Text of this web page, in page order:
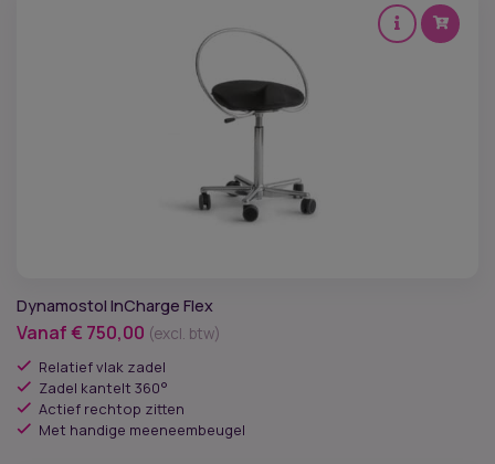
Dynamostol InCharge Flex
Vanaf€ 750,00 (excl. btw)
Relatief vlak zadel
Zadel kantelt 360°
Actief rechtop zitten
Met handige meeneembeugel